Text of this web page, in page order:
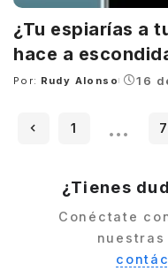
¿Tu espiarías a
hace a
Posted
Por: Rudy Alonso 16
1 … 7
¿Tienes
Conéctate